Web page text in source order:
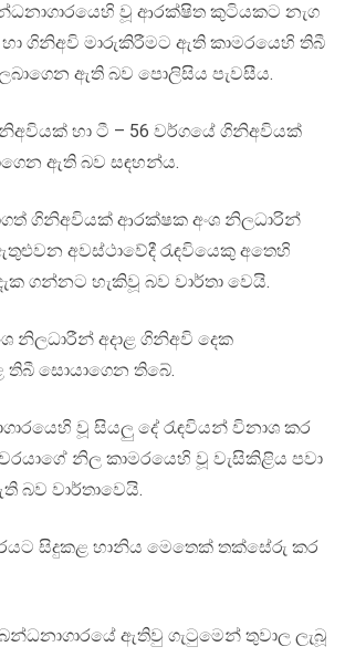
වූ ආරක්ෂිත කුටියකට නැග
ගිනිඅවි මාරුකිරීමට ඇති කාමරයෙහි තිබී
ඇති බව පොලිසිය පැවසීය.
හා ටී – 56 වර්ගයේ ගිනිඅවියක්
ඇති බව සඳහන්ය.
ගිනිඅවියක් ආරක්ෂක අංශ නිලධාරින්
අවස්ථාවේදී රැඳවියෙකු අතෙහි
ගන්නට හැකිවූ බව වාර්තා වෙයි.
නිලධාරීන් අදාළ ගිනිඅවි දෙක
තිබී සොයාගෙන තිබේ.
වූ සියලු දේ රැඳවියන් විනාශ කර
නිල කාමරයෙහි වූ වැසිකිළිය පවා
බව වාර්තාවෙයි.
සිදුකළ හානිය මෙතෙක් තක්සේරු කර
ඇතිවු ගැටුමෙන් තුවාල ලැබූ